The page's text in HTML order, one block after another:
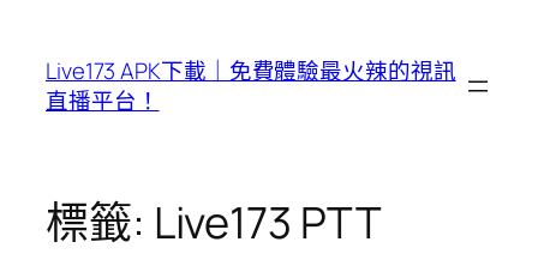
Live173 APK下載｜免費體驗最火辣的視訊
直播平台！
標籤: Live173 PTT